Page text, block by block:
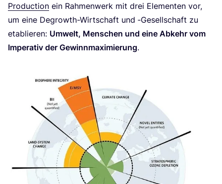
Pro­duc­tion ein Rah­men­werk mit drei Ele­men­ten vor,
um eine Degrowth-Wirt­schaft und ‑Gesell­schaft zu
eta­blie­ren: Umwelt, Men­schen und eine Abkehr vom
Impe­ra­tiv der Gewinn­ma­xi­mie­rung.